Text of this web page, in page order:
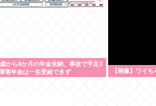
歳から8か月の年金未納、事故で手足3
害年金は一生受給できず
【画像】ワイ